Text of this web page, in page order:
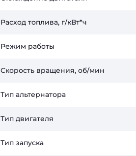
Расход топлива, г/кВт*ч
Режим работы
Скорость вращения, об/мин
Тип альтернатора
Тип двигателя
Тип запуска